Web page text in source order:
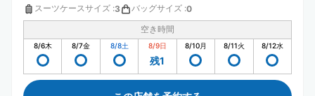
スーツケースサイズ :3 バッグサイズ :0
空き時間
8/6木 8/7金 8/8土 8/9日
残1
8/10月 8/11火 8/12水